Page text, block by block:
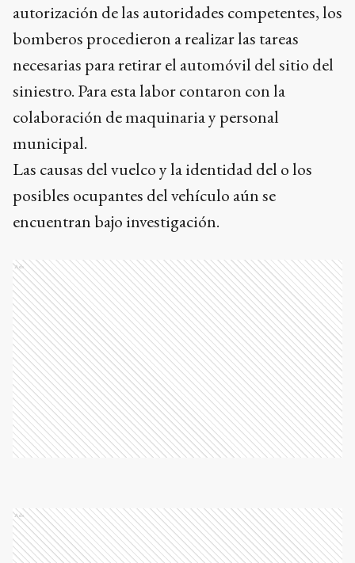
autorización de las autoridades competentes, los
bomberos procedieron a realizar las tareas
necesarias para retirar el automóvil del sitio del
siniestro. Para esta labor contaron con la
colaboración de maquinaria y personal
municipal.
Las causas del vuelco y la identidad del o los
posibles ocupantes del vehículo aún se
encuentran bajo investigación.
Ads
Ads